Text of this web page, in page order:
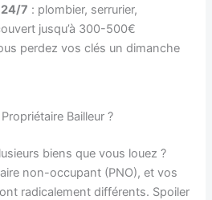
24/7 : plombier, serrurier,
jusqu’à 300-500€
perdez vos clés un dimanche
Bailleur ?
biens que vous louez ?
non-occupant (PNO), et vos
radicalement différents. Spoiler